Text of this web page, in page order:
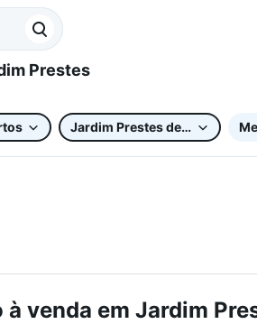
Jardim Prestes de Barros
venda em Jardim